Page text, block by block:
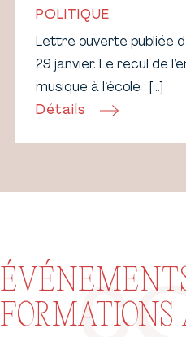
POLITIQUE
Lettre ouverte publiée
29 janvier. Le recul de
musique à l‘école : […]
Détails